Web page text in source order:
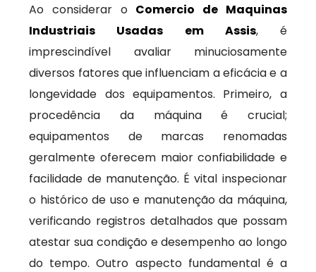
Ao considerar o Comercio de Maquinas
Industriais Usadas em Assis, é
imprescindível avaliar minuciosamente
diversos fatores que influenciam a eficácia e a
longevidade dos equipamentos. Primeiro, a
procedência da máquina é crucial;
equipamentos de marcas renomadas
geralmente oferecem maior confiabilidade e
facilidade de manutenção. É vital inspecionar
o histórico de uso e manutenção da máquina,
verificando registros detalhados que possam
atestar sua condição e desempenho ao longo
do tempo. Outro aspecto fundamental é a